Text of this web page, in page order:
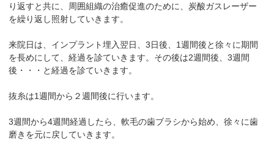
り返すと共に、周囲組織の治癒促進のために、炭酸ガスレーザー
を繰り返し照射していきます。
来院日は、インプラント埋入翌日、3日後、1週間後と徐々に期間
を長めにして、経過を診ていきます。その後は2週間後、3週間
後・・・と経過を診ていきます。
抜糸は1週間から２週間後に行います。
3週間から4週間経過したら、軟毛の歯ブラシから始め、徐々に歯
磨きを元に戻していきます。